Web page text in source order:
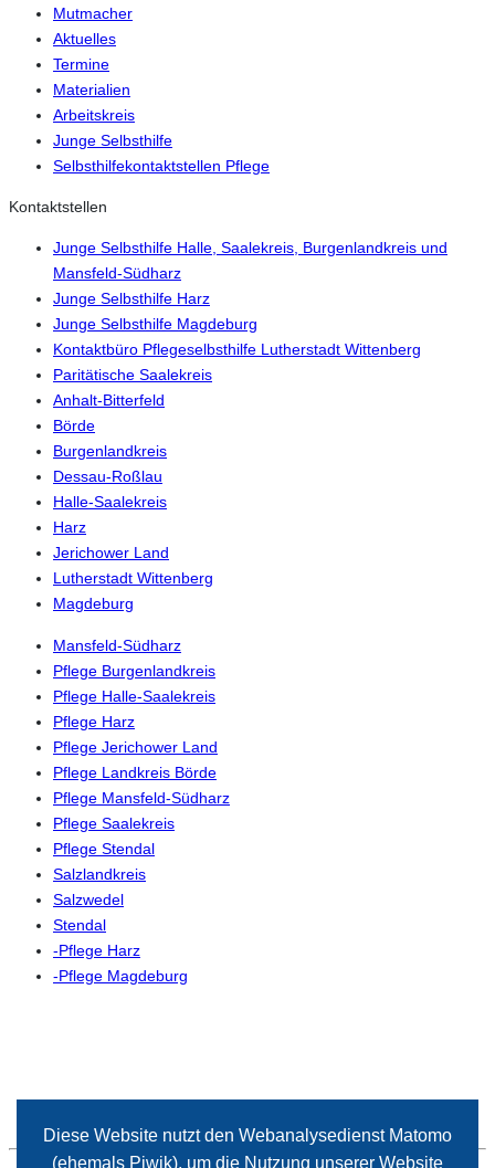
Mutmacher
Aktuelles
Termine
Materialien
Arbeitskreis
Junge Selbsthilfe
Selbsthilfekontaktstellen Pflege
Kontaktstellen
Junge Selbsthilfe Halle, Saalekreis, Burgenlandkreis und
Mansfeld-Südharz
Junge Selbsthilfe Harz
Junge Selbsthilfe Magdeburg
Kontaktbüro Pflegeselbsthilfe Lutherstadt Wittenberg
Paritätische Saalekreis
Anhalt-Bitterfeld
Börde
Burgenlandkreis
Dessau-Roßlau
Halle-Saalekreis
Harz
Jerichower Land
Lutherstadt Wittenberg
Magdeburg
Mansfeld-Südharz
Pflege Burgenlandkreis
Pflege Halle-Saalekreis
Pflege Harz
Pflege Jerichower Land
Pflege Landkreis Börde
Pflege Mansfeld-Südharz
Pflege Saalekreis
Pflege Stendal
Salzlandkreis
Salzwedel
Stendal
-Pflege Harz
-Pflege Magdeburg
Diese Website nutzt den Webanalysedienst Matomo
(ehemals Piwik), um die Nutzung unserer Website